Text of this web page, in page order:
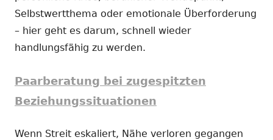
Selbstwertthema oder emotionale Überforderung
– hier geht es darum, schnell wieder
handlungsfähig zu werden.
Paarberatung bei zugespitzten
Beziehungssituationen
Wenn Streit eskaliert, Nähe verloren gegangen